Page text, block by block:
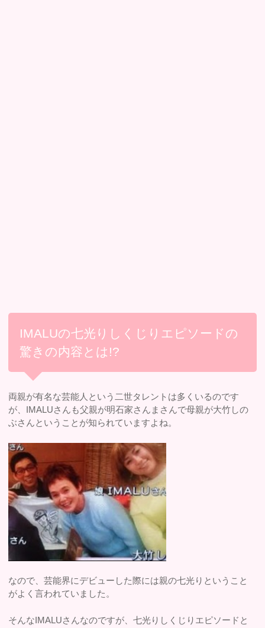
IMALUの七光りしくじりエピソードの
驚きの内容とは!?
両親が有名な芸能人という二世タレントは多くいるのです
が、IMALUさんも父親が明石家さんまさんで母親が大竹しの
ぶさんということが知られていますよね。
なので、芸能界にデビューした際には親の七光りということ
がよく言われていました。
そんなIMALUさんなのですが、七光りしくじりエピソードと